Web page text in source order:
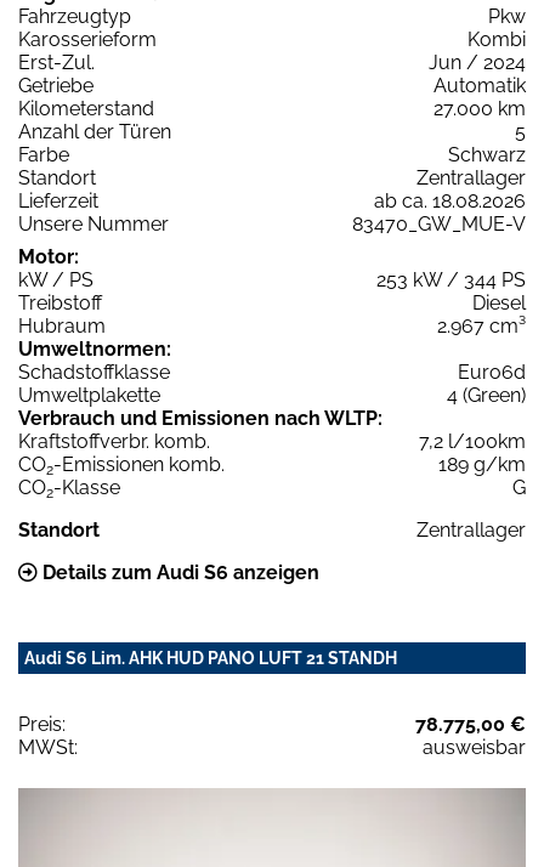
Fahrzeugtyp
Pkw
Karosserieform
Kombi
Erst-Zul.
Jun / 2024
Getriebe
Automatik
Kilometerstand
27.000 km
Anzahl der Türen
5
Farbe
Schwarz
Standort
Zentrallager
Lieferzeit
ab ca. 18.08.2026
Unsere Nummer
83470_GW_MUE-V
Motor:
kW / PS
253 kW / 344 PS
Treibstoff
Diesel
Hubraum
2.967 cm³
Umweltnormen:
Schadstoffklasse
Euro6d
Umweltplakette
4 (Green)
Verbrauch und Emissionen nach WLTP:
Kraftstoffverbr. komb.
7,2 l/100km
CO2-Emissionen komb.
189 g/km
CO2-Klasse
G
Standort
Zentrallager
Details zum Audi S6 anzeigen
Audi S6 Lim. AHK HUD PANO LUFT 21 STANDH
Preis:
78.775,00 €
MWSt:
ausweisbar